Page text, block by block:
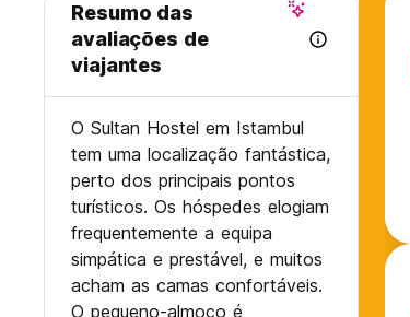
Resumo das
avaliações de
viajantes
O Sultan Hostel em Istambul
tem uma localização fantástica,
perto dos principais pontos
turísticos. Os hóspedes elogiam
frequentemente a equipa
simpática e prestável, e muitos
acham as camas confortáveis.
O pequeno-almoço é